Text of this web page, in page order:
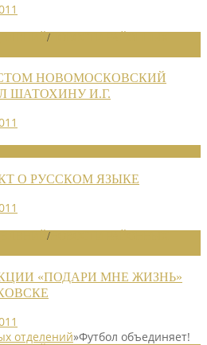
/
НОВОМОСКОВСКИЙ
ШАТОХИНУ И.Г.
О РУССКОМ ЯЗЫКЕ
/
«ПОДАРИ МНЕ ЖИЗНЬ»
отделений»Футбол объединяет!